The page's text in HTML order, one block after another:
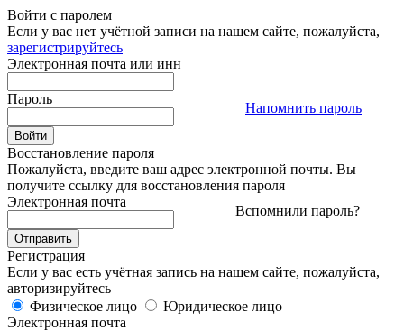
Войти с паролем
Если у вас нет учётной записи на нашем сайте, пожалуйста,
зарегистрируйтесь
Электронная почта или инн
Пароль
Напомнить пароль
Восстановление пароля
Пожалуйста, введите ваш адрес электронной почты. Вы
получите ссылку для восстановления пароля
Электронная почта
Вспомнили пароль?
Регистрация
Если у вас есть учётная запись на нашем сайте, пожалуйста,
авторизируйтесь
Физическое лицо
Юридическое лицо
Электронная почта